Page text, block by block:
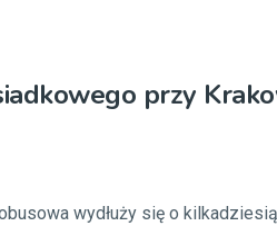
przy
wydłuży się o